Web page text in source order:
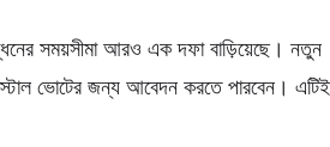
সময়সীমা আরও এক দফা বাড়িয়েছে। নতুন
ভোটের জন্য আবেদন করতে পারবেন। এটিই